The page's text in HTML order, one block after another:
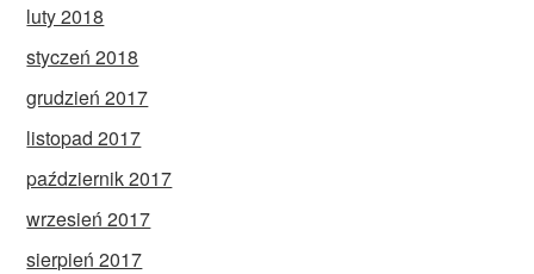
luty 2018
styczeń 2018
grudzień 2017
listopad 2017
październik 2017
wrzesień 2017
sierpień 2017